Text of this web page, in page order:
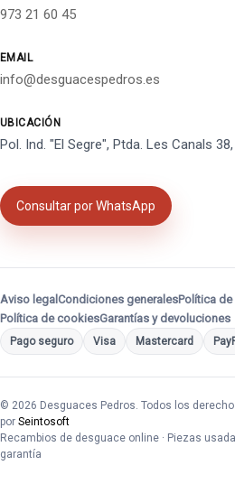
973 21 60 45
EMAIL
info@desguacespedros.es
UBICACIÓN
Pol. Ind. "El Segre", Ptda. Les Canals
Consultar por WhatsApp
Aviso legal Condiciones generalesPolítica
Política de cookiesGarantías y devoluciones
Pago seguro Visa Mastercard
© 2026 Desguaces Pedros. Todos los
por Seintosoft
Recambios de desguace online · Piezas
garantía